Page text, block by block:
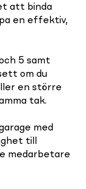
att binda
en effektiv,
5 samt
om du
en större
tak.
med
till
medarbetare